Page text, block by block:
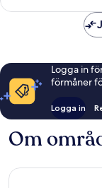
Logga in
förmåner
Logga in
Om